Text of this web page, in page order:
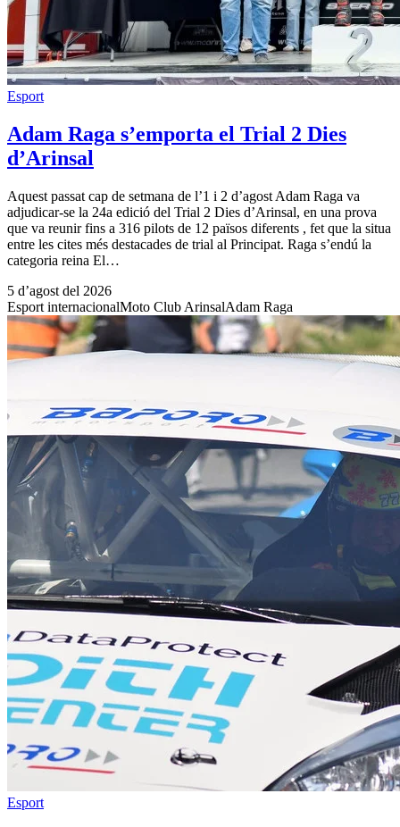
Esport
Adam Raga s’emporta el Trial 2 Dies
d’Arinsal
Aquest passat cap de setmana de l’1 i 2 d’agost Adam Raga va
adjudicar-se la 24a edició del Trial 2 Dies d’Arinsal, en una prova
que va reunir fins a 316 pilots de 12 països diferents , fet que la situa
entre les cites més destacades de trial al Principat. Raga s’endú la
categoria reina El…
5 d’agost del 2026
Esport internacionalMoto Club ArinsalAdam Raga
Esport